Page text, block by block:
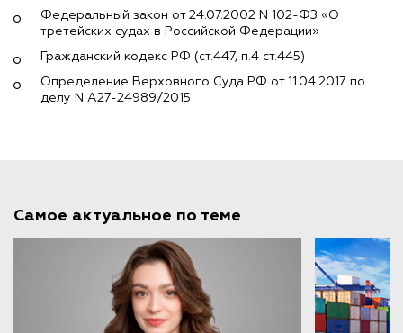
Федеральный закон от 24.07.2002 N 102-ФЗ «О
третейских судах в Российской Федерации»
Гражданский кодекс РФ (ст.447, п.4 ст.445)
Определение Верховного Суда РФ от 11.04.2017 по
делу N А27-24989/2015
Самое актуальное по теме